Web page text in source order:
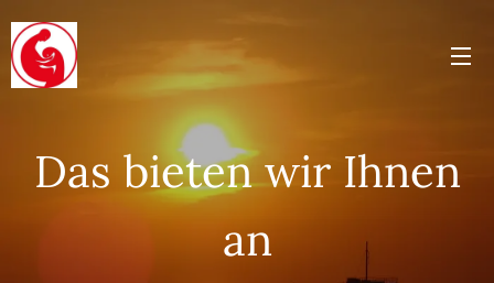
Das bieten wir Ihnen
an